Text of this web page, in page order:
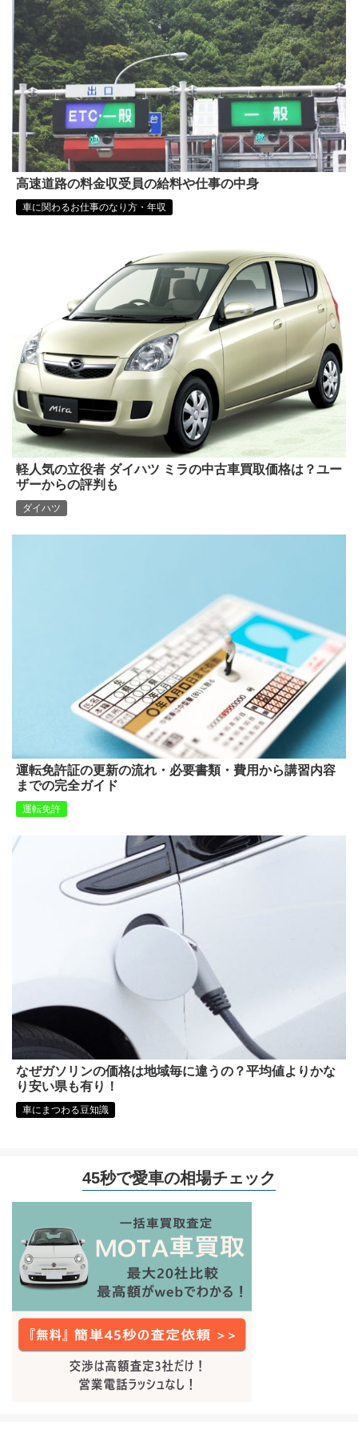
高速道路の料金収受員の給料や仕事の中身
車に関わるお仕事のなり方・年収
軽人気の立役者 ダイハツ ミラの中古車買取価格は？ユー
ザーからの評判も
ダイハツ
運転免許証の更新の流れ・必要書類・費用から講習内容
までの完全ガイド
運転免許
なぜガソリンの価格は地域毎に違うの？平均値よりかな
り安い県も有り！
車にまつわる豆知識
45秒で愛車の相場チェック